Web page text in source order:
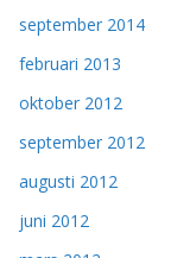
september 2014
februari 2013
oktober 2012
september 2012
augusti 2012
juni 2012